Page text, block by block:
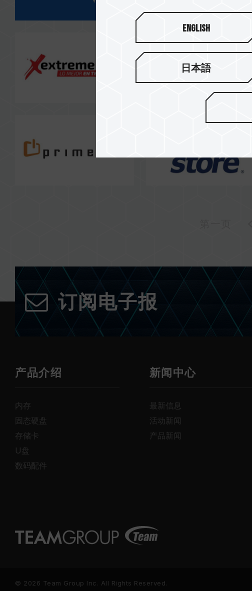
订阅电子报
产品介绍
内存
固态硬盘
存储卡
U盘
数码配件
新闻中心
最新信息
活动新闻
产品新闻
© 2026 Team Group Inc. All Rights Reserved.
English
日本語